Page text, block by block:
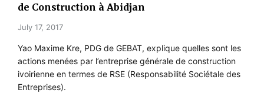
de Construction à Abidjan
July 17, 2017
Yao Maxime Kre, PDG de GEBAT, explique quelles sont les
actions menées par l’entreprise générale de construction
ivoirienne en termes de RSE (Responsabilité Sociétale des
Entreprises).